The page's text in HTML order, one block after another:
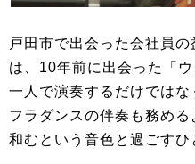
戸田市で出会った会社員
は、10年前に出会った「
一人で演奏するだけでは
フラダンスの伴奏も務め
和むという音色と過ごすひ